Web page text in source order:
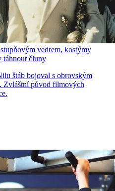
vedrem, kostýmy
táhnout čluny
štáb bojoval s obrovským
Zvláštní původ filmových